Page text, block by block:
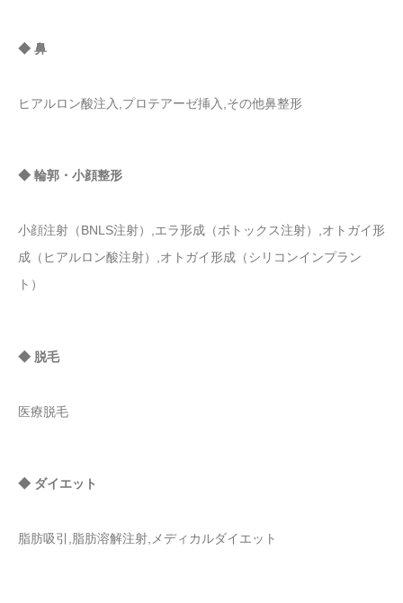
◆ 鼻
ヒアルロン酸注入,プロテアーゼ挿入,その他鼻整形
◆ 輪郭・小顔整形
小顔注射（BNLS注射）,エラ形成（ボトックス注射）,オトガイ形
成（ヒアルロン酸注射）,オトガイ形成（シリコンインプラン
ト）
◆ 脱毛
医療脱毛
◆ ダイエット
脂肪吸引,脂肪溶解注射,メディカルダイエット